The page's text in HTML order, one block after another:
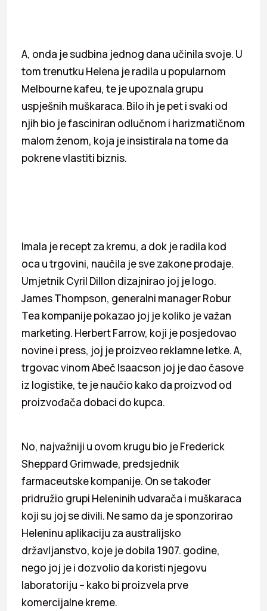
A, onda je sudbina jednog dana učinila svoje. U
tom trenutku Helena je radila u popularnom
Melbourne kafeu, te je upoznala grupu
uspješnih muškaraca. Bilo ih je pet i svaki od
njih bio je fasciniran odlučnom i harizmatičnom
malom ženom, koja je insistirala na tome da
pokrene vlastiti biznis.
Imala je recept za kremu, a dok je radila kod
oca u trgovini, naučila je sve zakone prodaje.
Umjetnik Cyril Dillon dizajnirao joj je logo.
James Thompson, generalni manager Robur
Tea kompanije pokazao joj je koliko je važan
marketing. Herbert Farrow, koji je posjedovao
novine i press, joj je proizveo reklamne letke. A,
trgovac vinom Abeč Isaacson joj je dao časove
iz logistike, te je naučio kako da proizvod od
proizvođača dobaci do kupca.
No, najvažniji u ovom krugu bio je Frederick
Sheppard Grimwade, predsjednik
farmaceutske kompanije. On se također
pridružio grupi Heleninih udvarača i muškaraca
koji su joj se divili. Ne samo da je sponzorirao
Heleninu aplikaciju za australijsko
državljanstvo, koje je dobila 1907. godine,
nego joj je i dozvolio da koristi njegovu
laboratoriju – kako bi proizvela prve
komercijalne kreme.